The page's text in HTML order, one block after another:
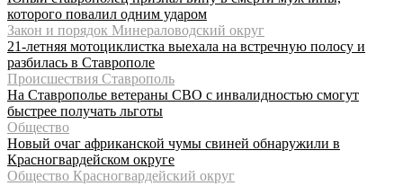
которого повалил одним ударом
Закон и порядок Минераловодский округ
21-летняя мотоциклистка выехала на встречную полосу и
разбилась в Ставрополе
Происшествия Ставрополь
На Ставрополье ветераны СВО с инвалидностью смогут
быстрее получать льготы
Общество
Новый очаг африканской чумы свиней обнаружили в
Красногвардейском округе
Общество Красногвардейский округ